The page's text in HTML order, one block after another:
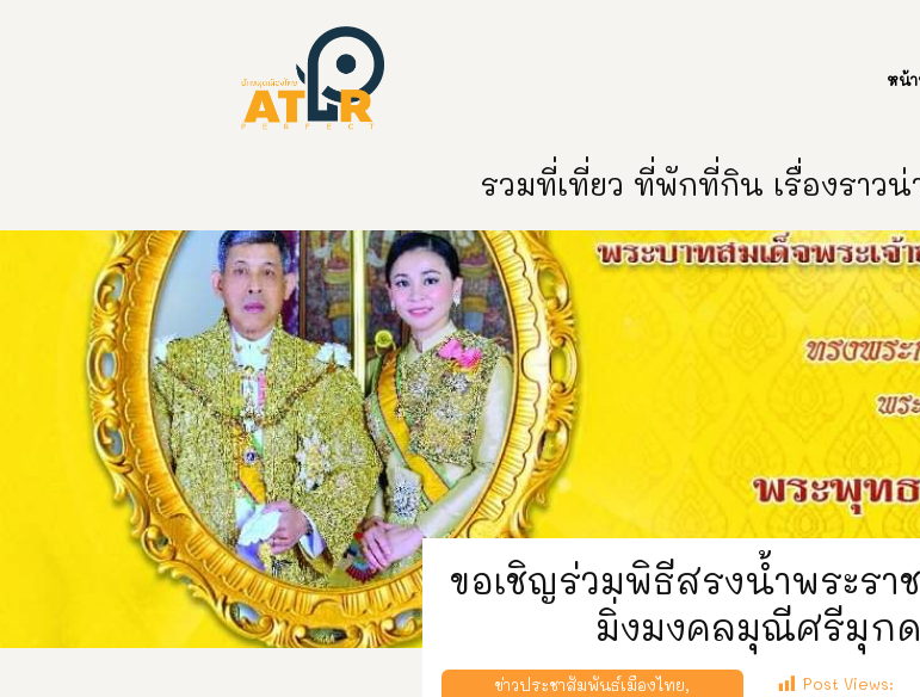
หน้
รวมที่เที่ยว ที่พักที่กิน เรื่องราวน่
ขอเชิญร่วมพิธีสรงน้ำพระร
มิ่งมงคลมุณีศรีมุก
ข่าวประชาสัมพันธ์เมืองไทย,
Post Views: